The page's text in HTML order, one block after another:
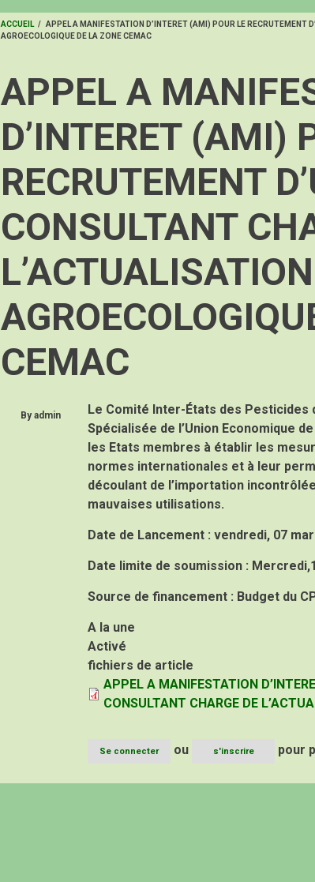
FIL
D'ARIANE
ACCUEIL /
APPEL A MANIFESTATION D’INTERET (AMI) POUR LE RECRUTEMENT
AGROECOLOGIQUE DE LA ZONE CEMAC
APPEL A
D’INTERET (AMI)
RECRUTEMENT
CONSULTANT
CEMAC
Byadmin
Le Comité Inter-États des Pesticides
Spécialisée de l’Union Economique
les Etats membres à établir les
normes internationales et à leur
découlant de l’importation
mauvaises utilisations.
Date de Lancement : vendredi, 07
Date limite de soumission :
Source de financement : Budget du
A la une
Activé
fichiers de article
APPEL A MANIFESTATION
CONSULTANT CHARGE DE
Se connecter ou s'inscrire pour